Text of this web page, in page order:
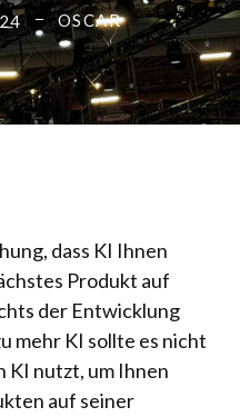
OSCAR
dass KI Ihnen
Produkt auf
der Entwicklung
mehr KI sollte es nicht
KI nutzt, um Ihnen
auf seiner